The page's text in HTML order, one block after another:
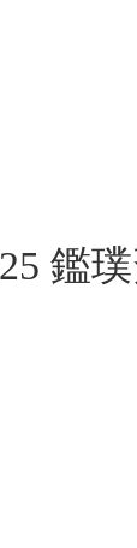
鑑